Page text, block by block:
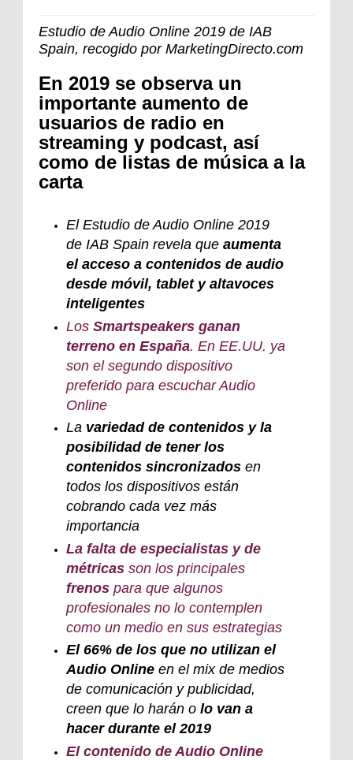
Estudio de Audio Online 2019 de IAB
Spain, recogido por MarketingDirecto.com
En 2019 se observa un
importante aumento de
usuarios de radio en
streaming y podcast, así
como de listas de música a la
carta
El Estudio de Audio Online 2019
de IAB Spain revela que aumenta
el acceso a contenidos de audio
desde móvil, tablet y altavoces
inteligentes
Los Smartspeakers ganan
terreno en España. En EE.UU. ya
son el segundo dispositivo
preferido para escuchar Audio
Online
La variedad de contenidos y la
posibilidad de tener los
contenidos sincronizados en
todos los dispositivos están
cobrando cada vez más
importancia
La falta de especialistas y de
métricas son los principales
frenos para que algunos
profesionales no lo contemplen
como un medio en sus estrategias
El 66% de los que no utilizan el
Audio Online en el mix de medios
de comunicación y publicidad,
creen que lo harán o lo van a
hacer durante el 2019
El contenido de Audio Online